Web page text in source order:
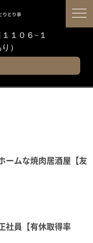
１０６−１
）
ームな焼肉居酒屋【友
社員【有休取得率